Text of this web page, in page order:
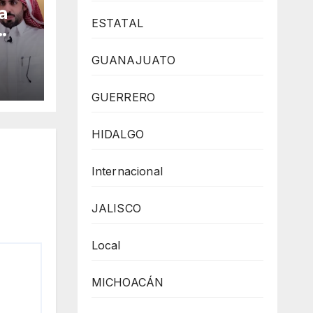
ESTATAL
GUANAJUATO
GUERRERO
HIDALGO
Internacional
JALISCO
Local
MICHOACÁN